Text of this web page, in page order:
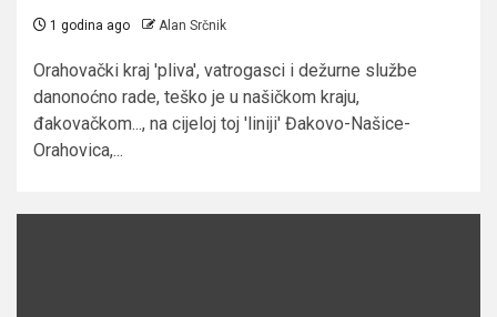
1 godina ago Alan Srčnik
Orahovački kraj 'pliva', vatrogasci i dežurne službe
danonoćno rade, teško je u našičkom kraju,
đakovačkom..., na cijeloj toj 'liniji' Đakovo-Našice-
Orahovica,...